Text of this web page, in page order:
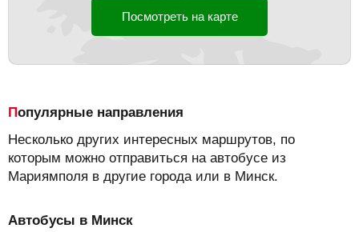
Посмотреть на карте
Популярные направления
Несколько других интересных маршрутов, по
которым можно отправиться на автобусе из
Мариямполя в другие города или в Минск.
Автобусы в Минск